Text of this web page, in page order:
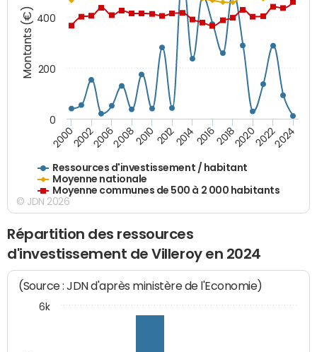
Montants (€)
Ressources d'investissement / habitant
Moyenne nationale
Moyenne communes de 500 à 2 000 habitants
20002002200620082010 2012201420162018202020222024
0
200
400
© JDN 2026
Répartition des ressources
d'investissement de Villeroy en 2024
(Source : JDN d'après ministère de l'Economie)
6k